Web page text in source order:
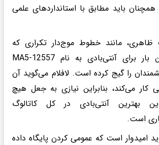
همچنان باید مطابق با استانداردهای علمی
ظاهری، مانند خطوط موج‌دار تکراری که
دیوید برای اولین بار برای آنتی‌بادی به نام MA5-12557
را گیج کرده است. لافلام می‌گوید آن
کار می‌کند، بنابراین نیازی به جعل هیچ
بهترین آنتی‌بادی در کل کاتالوگ
است.
امیدوار است که عمومی کردن پایگاه داده